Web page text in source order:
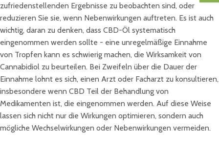
zufriedenstellenden Ergebnisse zu beobachten sind, oder
reduzieren Sie sie, wenn Nebenwirkungen auftreten. Es ist auch
wichtig, daran zu denken, dass CBD-Öl systematisch
eingenommen werden sollte - eine unregelmäßige Einnahme
von Tropfen kann es schwierig machen, die Wirksamkeit von
Cannabidiol zu beurteilen. Bei Zweifeln über die Dauer der
Einnahme lohnt es sich, einen Arzt oder Facharzt zu konsultieren,
insbesondere wenn CBD Teil der Behandlung von
Medikamenten ist, die eingenommen werden. Auf diese Weise
lassen sich nicht nur die Wirkungen optimieren, sondern auch
mögliche Wechselwirkungen oder Nebenwirkungen vermeiden.